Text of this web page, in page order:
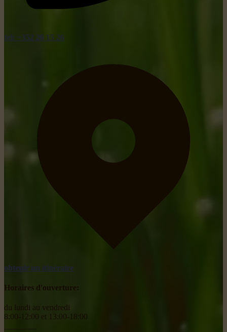
tel: +352 26 15 26
obtenir un itinéraire
Horaires d'ouverture:
du lundi au vendredi
8:00-12:00 et 13:00-18:00